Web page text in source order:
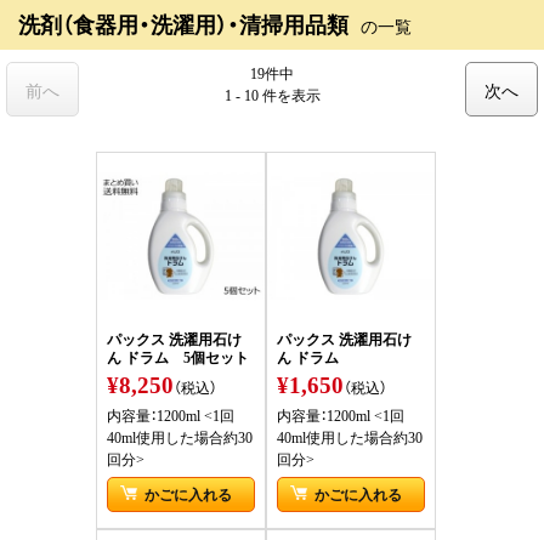
洗剤（食器用・洗濯用）・清掃用品類 の一覧
19件中
1 - 10 件を表示
前へ 次へ
パックス 洗濯用石け
ん ドラム 5個セット
¥8,250（税込）
内容量：1200ml <1回
40ml使用した場合約30
回分>
かごに入れる
パックス 洗濯用石け
ん ドラム
¥1,650（税込）
内容量：1200ml <1回
40ml使用した場合約30
回分>
かごに入れる